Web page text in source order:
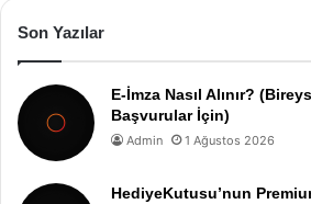
Son Yazılar
E-İmza Nasıl Alınır?
Başvurular İçin)
Admin 1 Ağustos 2026
HediyeKutusu’nun